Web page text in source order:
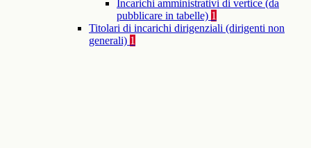
Incarichi amministrativi di vertice (da
pubblicare in tabelle) 1
Titolari di incarichi dirigenziali (dirigenti non
generali) 1